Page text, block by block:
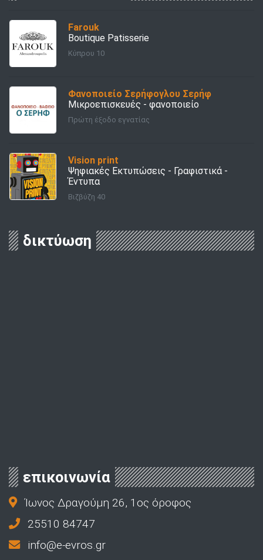
Farouk
Boutique Patisserie
Κύπρου 10
Φανοποιείο Σερήφογλου Σερήφ
Μικροεπισκευές - φανοποιείο
Πρώτη έξοδο εγνατίας
Vision print
Ψηφιακές Εκτυπώσεις - Γραφιστικά -
Έντυπα
Βιζβύζη 40
δικτύωση
επικοινωνία
Ίωνος Δραγούμη 26, 1ος όροφος
25510 84747
info@e-evros.gr